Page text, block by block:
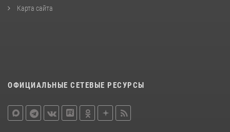
Карта сайта
ОФИЦИАЛЬНЫЕ СЕТЕВЫЕ РЕСУРСЫ